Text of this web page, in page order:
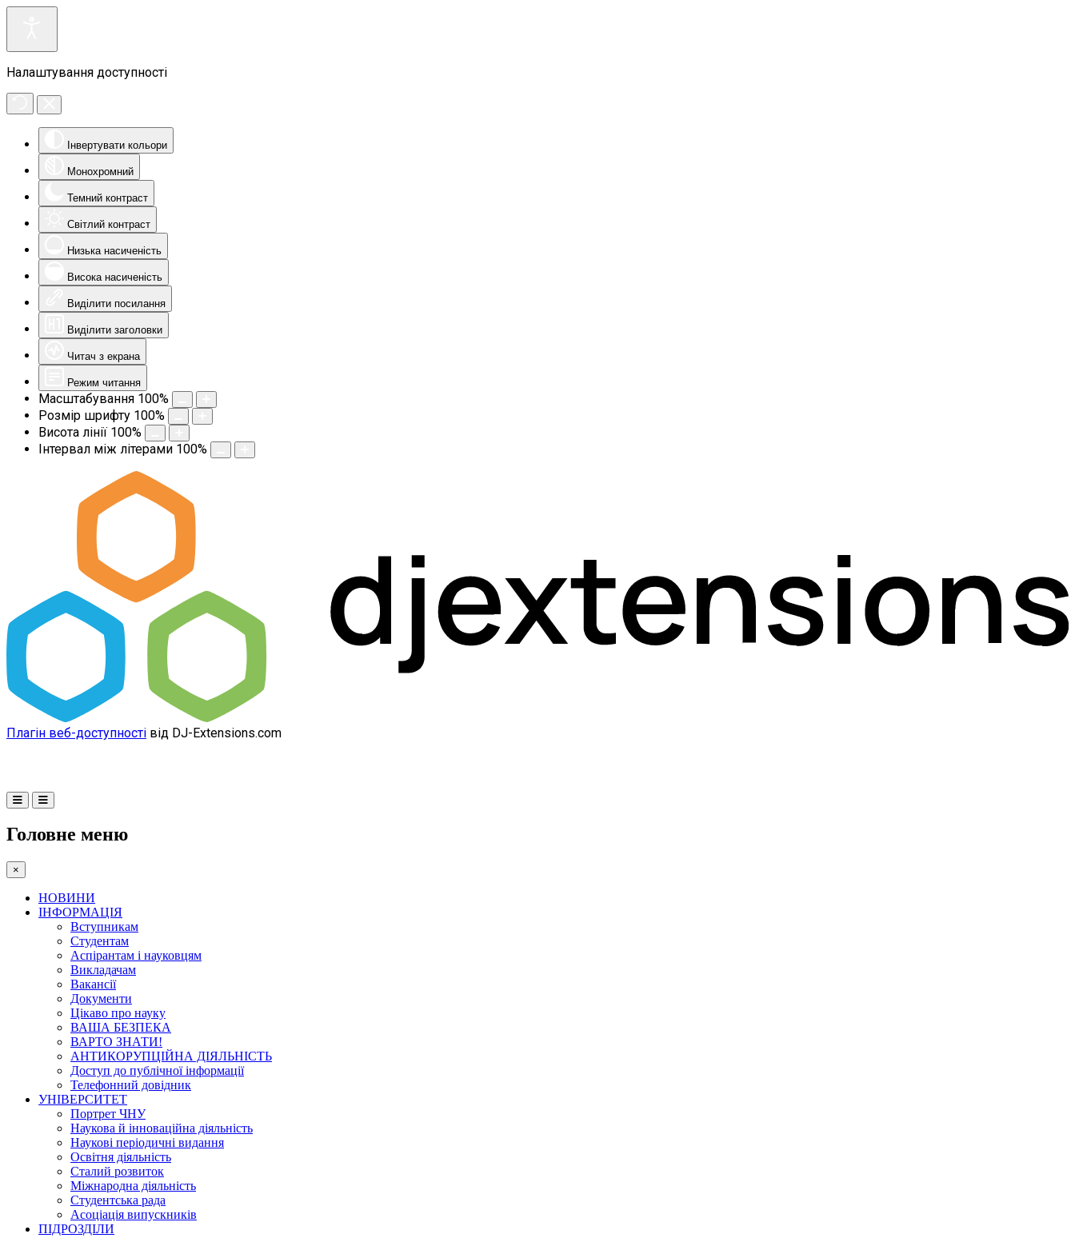
Налаштування доступності
Інвертувати кольори
Монохромний
Темний контраст
Світлий контраст
Низька насиченість
Висока насиченість
Виділити посилання
Виділити заголовки
Читач з екрана
Режим читання
Масштабування 100%
Розмір шрифту 100%
Висота лінії 100%
Інтервал між літерами 100%
Плагін веб-доступності від DJ-Extensions.com
Головне меню
×
НОВИНИ
ІНФОРМАЦІЯ
Вступникам
Студентам
Аспірантам і науковцям
Викладачам
Вакансії
Документи
Цікаво про науку
ВАША БЕЗПЕКА
ВАРТО ЗНАТИ!
АНТИКОРУПЦІЙНА ДІЯЛЬНІСТЬ
Доступ до публічної інформації
Телефонний довідник
УНІВЕРСИТЕТ
Портрет ЧНУ
Наукова й інноваційна діяльність
Наукові періодичні видання
Освітня діяльність
Сталий розвиток
Міжнародна діяльність
Студентська рада
Асоціація випускників
ПІДРОЗДІЛИ